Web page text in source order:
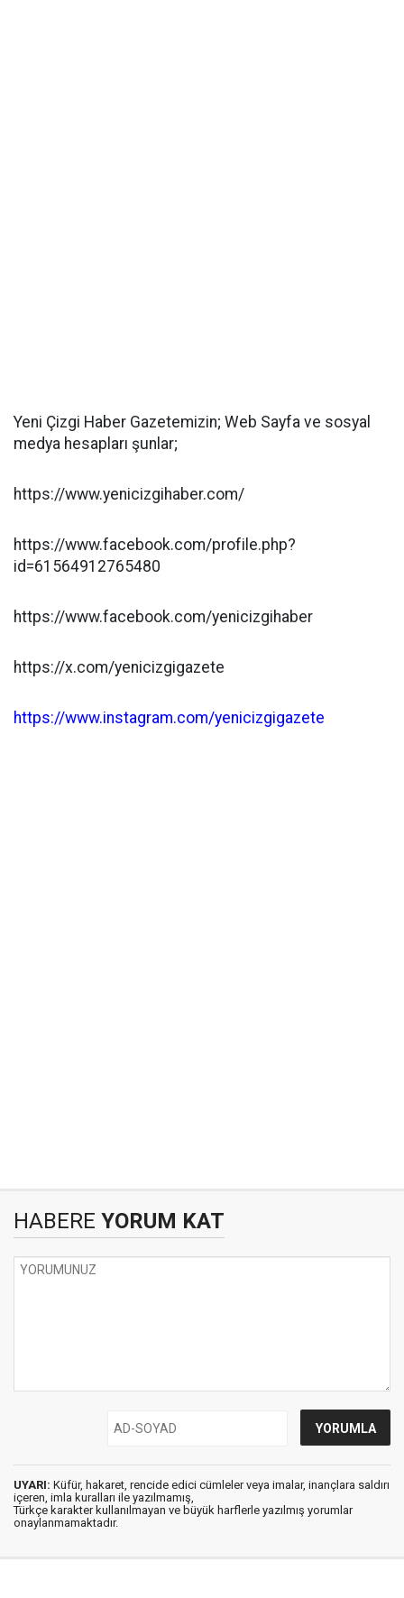
Yeni Çizgi Haber Gazetemizin; Web Sayfa ve sosyal
medya hesapları şunlar;
https://www.yenicizgihaber.com/
https://www.facebook.com/profile.php?
id=61564912765480
https://www.facebook.com/yenicizgihaber
https://x.com/yenicizgigazete
https://www.instagram.com/yenicizgigazete
HABERE YORUM KAT
UYARI: Küfür, hakaret, rencide edici cümleler veya imalar, inançlara saldırı
içeren, imla kuralları ile yazılmamış,
Türkçe karakter kullanılmayan ve büyük harflerle yazılmış yorumlar
onaylanmamaktadır.